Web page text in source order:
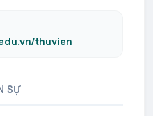
thuvien
SỰ